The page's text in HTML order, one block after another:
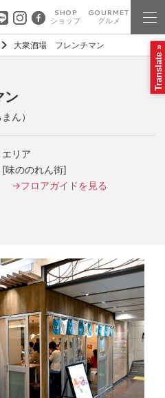
SHOP
ショップ
GOURMET
グルメ
大衆酒場 フレンチマン
ン
ん）
エリア
[味ののれん街]
→フロアガイドを見る
Translate »